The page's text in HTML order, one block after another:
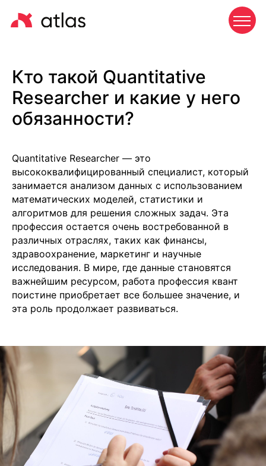
Кто такой Quantitative
Researcher и какие у него
обязанности?
Quantitative Researcher — это
высококвалифицированный специалист, который
занимается анализом данных с использованием
математических моделей, статистики и
алгоритмов для решения сложных задач. Эта
профессия остается очень востребованной в
различных отраслях, таких как финансы,
здравоохранение, маркетинг и научные
исследования. В мире, где данные становятся
важнейшим ресурсом, работа профессия квант
поистине приобретает все большее значение, и
эта роль продолжает развиваться.